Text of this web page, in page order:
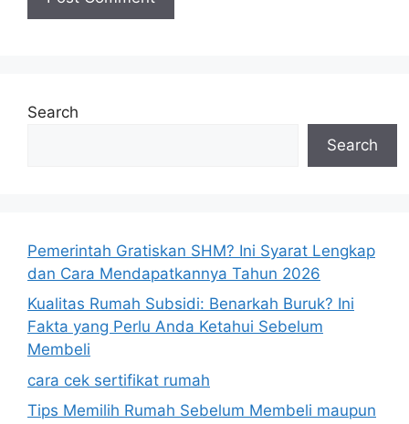
Search
Search
Pemerintah Gratiskan SHM? Ini Syarat Lengkap
dan Cara Mendapatkannya Tahun 2026
Kualitas Rumah Subsidi: Benarkah Buruk? Ini
Fakta yang Perlu Anda Ketahui Sebelum
Membeli
cara cek sertifikat rumah
Tips Memilih Rumah Sebelum Membeli maupun